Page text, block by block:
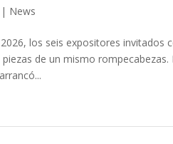
| News
los seis expositores
de un mismo